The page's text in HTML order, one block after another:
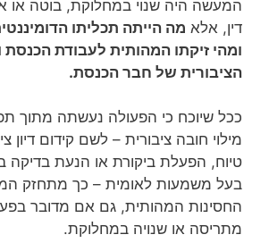
המעשה היה שנוי במחלוקת, בוטה או
דין, אלא מה הייתה תכליתו
ומהי זיקתו המהותית לעבודת הכנסת
הציבורית של חבר הכנסת.
ככל שיוכח כי הפעולה נעשתה מתוך
מילוי חובה ציבורית – לשם קידום דיון
טיוח, הפעלת ביקורת או הנעת בדיקה
בעל משמעות לאומית – כך מתחזק
החסינות המהותית, גם אם מדובר
מתריסה או שנויה במחלוקת.